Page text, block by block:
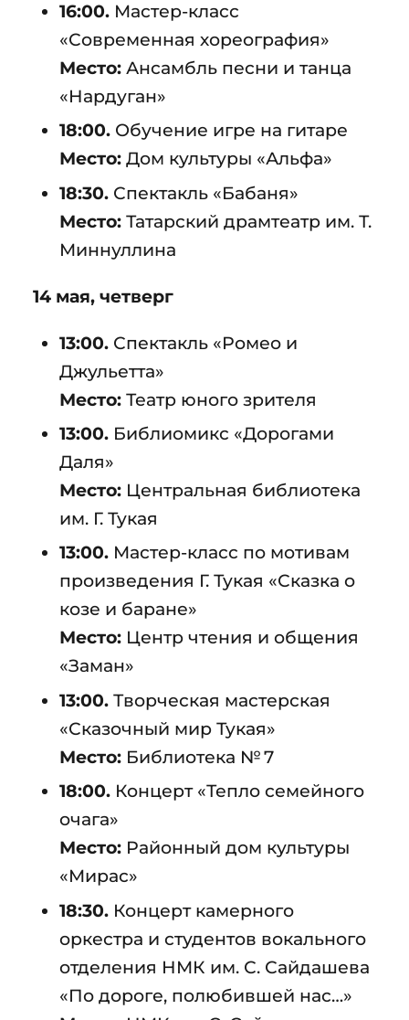
16:00.Мастер-класс
«Современная хореография»
Место:Ансамбль песни и танца
«Нардуган»
18:00.Обучение игре на гитаре
Место:Дом культуры «Альфа»
18:30.Спектакль «Бабаня»
Место:Татарский драмтеатр им. Т.
Миннуллина
14 мая, четверг
13:00.Спектакль «Ромео и
Джульетта»
Место:Театр юного зрителя
13:00.Библиомикс «Дорогами
Даля»
Место:Центральная библиотека
им. Г. Тукая
13:00.Мастер-класс по мотивам
произведения Г. Тукая «Сказка о
козе и баране»
Место:Центр чтения и общения
«Заман»
13:00.Творческая мастерская
«Сказочный мир Тукая»
Место:Библиотека № 7
18:00.Концерт «Тепло семейного
очага»
Место:Районный дом культуры
«Мирас»
18:30.Концерт камерного
оркестра и студентов вокального
отделения НМК им. С. Сайдашева
«По дороге, полюбившей нас…»